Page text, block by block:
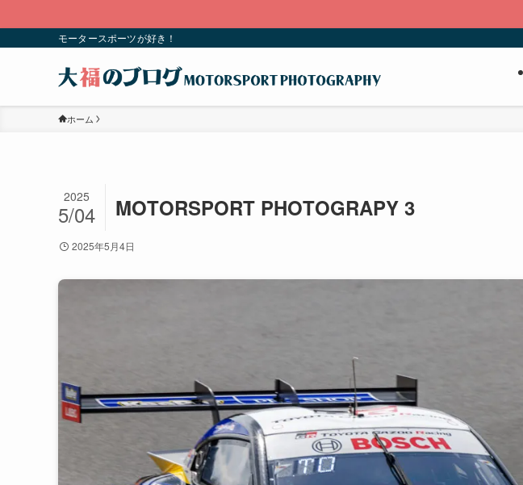
モータースポーツが好き！
ホーム
MOTORSPORT PHOTOGRAPY 3
2025
5/04
2025年5月4日